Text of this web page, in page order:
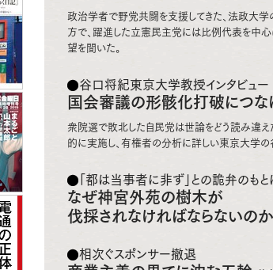
政治学者で野党共闘を支援してきた、法政大学
方で、躍進した立憲民主党には比例代表を中
望を聞いた。
谷口将紀東京大学教授インタビュー
国会審議の形骸化打破につな
衆院選で敗北した自民党は世論をどう読み違え
的に実施し、有権者の分析に詳しい東京大学の
「都は当事者に非ず」との詭弁のも
なぜ神宮外苑の樹木が
伐採されなければならないのか
相次ぐスポンサー撤退